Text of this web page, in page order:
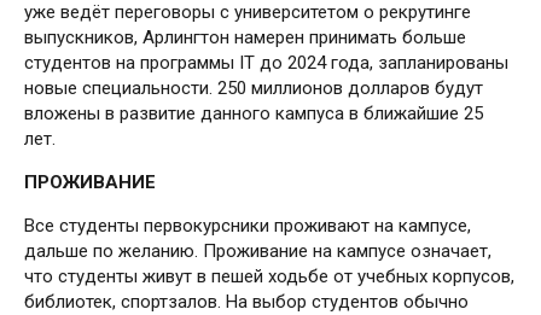
уже ведёт переговоры с университетом о рекрутинге
выпускников, Арлингтон намерен принимать больше
студентов на программы IT до 2024 года, запланированы
новые специальности. 250 миллионов долларов будут
вложены в развитие данного кампуса в ближайшие 25
лет.
ПРОЖИВАНИЕ
Все студенты первокурсники проживают на кампусе,
дальше по желанию. Проживание на кампусе означает,
что студенты живут в пешей ходьбе от учебных корпусов,
библиотек, спортзалов. На выбор студентов обычно